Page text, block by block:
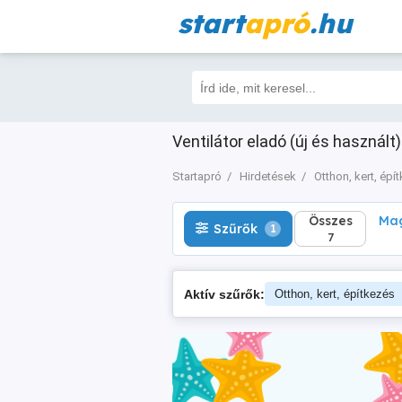
startapró.hu
Ventilátor eladó (új és
Startapró Hirdetések Otthon, kert,
Szűrők 1 Összes
7
Szűrők 1 Összes
7
Aktív szűrők: Otthon, kert, építkezés